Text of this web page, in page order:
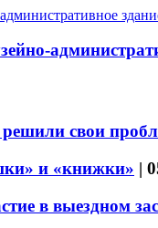
свои
и «книжки» |
в выездном